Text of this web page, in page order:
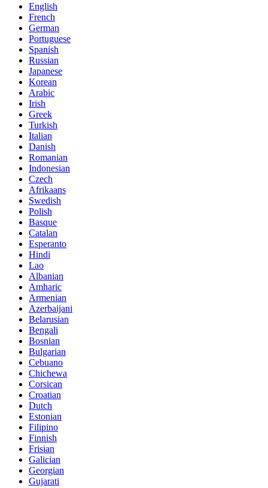
English
French
German
Portuguese
Spanish
Russian
Japanese
Korean
Arabic
Irish
Greek
Turkish
Italian
Danish
Romanian
Indonesian
Czech
Afrikaans
Swedish
Polish
Basque
Catalan
Esperanto
Hindi
Lao
Albanian
Amharic
Armenian
Azerbaijani
Belarusian
Bengali
Bosnian
Bulgarian
Cebuano
Chichewa
Corsican
Croatian
Dutch
Estonian
Filipino
Finnish
Frisian
Galician
Georgian
Gujarati